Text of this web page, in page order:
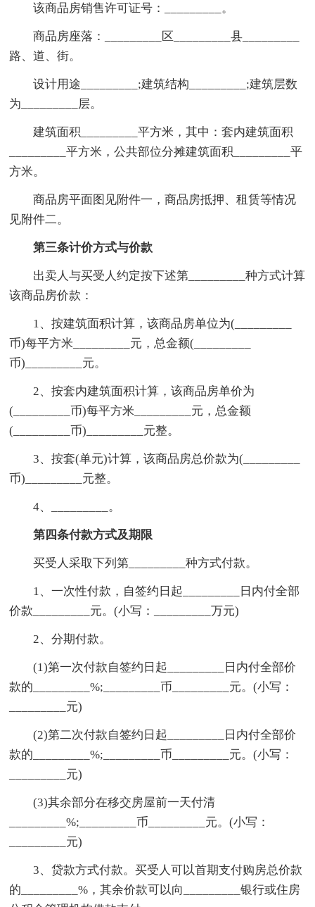
该商品房销售许可证号：_________。
商品房座落：_________区_________县_________
路、道、街。
设计用途_________;建筑结构_________;建筑层数
为_________层。
建筑面积_________平方米，其中：套内建筑面积
_________平方米，公共部位分摊建筑面积_________平
方米。
商品房平面图见附件一，商品房抵押、租赁等情况
见附件二。
第三条计价方式与价款
出卖人与买受人约定按下述第_________种方式计算
该商品房价款：
1、按建筑面积计算，该商品房单位为(_________
币)每平方米_________元，总金额(_________
币)_________元。
2、按套内建筑面积计算，该商品房单价为
(_________币)每平方米_________元，总金额
(_________币)_________元整。
3、按套(单元)计算，该商品房总价款为(_________
币)_________元整。
4、_________。
第四条付款方式及期限
买受人采取下列第_________种方式付款。
1、一次性付款，自签约日起_________日内付全部
价款_________元。(小写：_________万元)
2、分期付款。
(1)第一次付款自签约日起_________日内付全部价
款的_________%;_________币_________元。(小写：
_________元)
(2)第二次付款自签约日起_________日内付全部价
款的_________%;_________币_________元。(小写：
_________元)
(3)其余部分在移交房屋前一天付清
_________%;_________币_________元。(小写：
_________元)
3、贷款方式付款。买受人可以首期支付购房总价款
的_________%，其余价款可以向_________银行或住房